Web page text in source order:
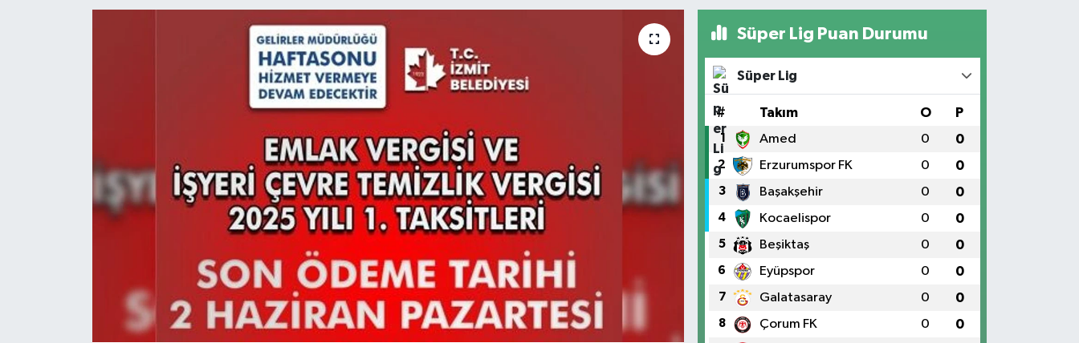
Süper Lig Puan Durumu
Süper Lig
# Takım O P
1 Amed 0 0
2 Erzurumspor FK 0 0
3 Başakşehir 0 0
4 Kocaelispor 0 0
5 Beşiktaş 0 0
6 Eyüpspor 0 0
7 Galatasaray 0 0
8 Çorum FK 0 0